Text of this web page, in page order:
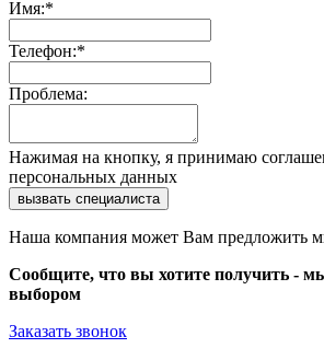
Имя:*
Телефон:*
Проблема:
Нажимая на кнопку, я принимаю
персональных данных
Наша компания может Вам предложить
Сообщите, что вы хотите получить -
выбором
Заказать звонок